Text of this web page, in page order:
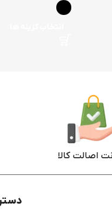
اصالت کالا